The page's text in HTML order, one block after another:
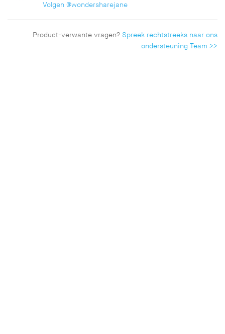
Volgen @wondersharejane
Product-verwante vragen? Spreek rechtstreeks naar ons
ondersteuning Team >>